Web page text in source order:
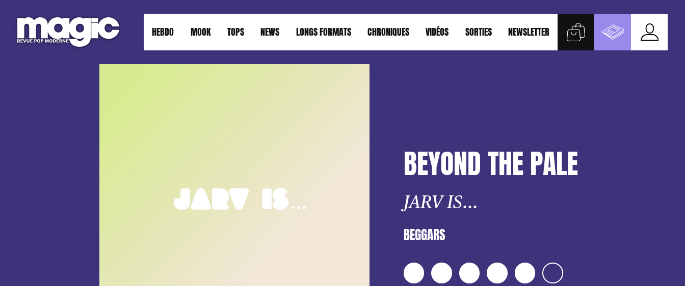
HEBDO MOOK TOPS NEWS LONGS FORMATS CHRONIQUES VIDÉOS SORTIES NEWSLETTER
BEYOND THE PALE
JARV IS...
BEGGARS